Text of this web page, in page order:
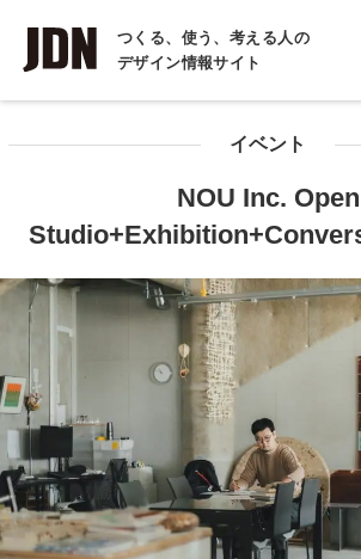
つくる、使う、考える人の
デザイン情報サイト
INTERVIEW
インタビュー
COLUMN
イベント
NOU Inc. Open